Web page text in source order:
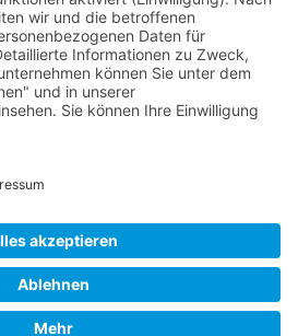
Einstellungen
Intern